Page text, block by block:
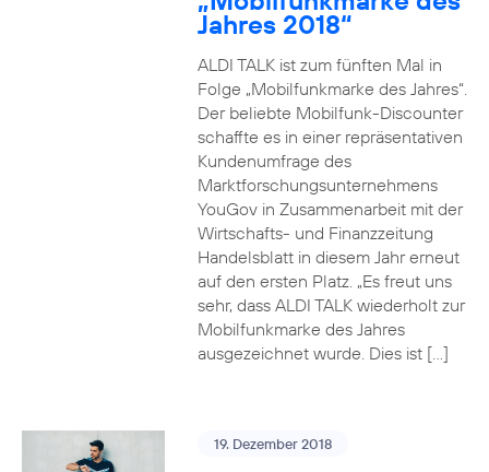
Jahres 2018“
ALDI TALK ist zum fünften Mal in
Folge „Mobilfunkmarke des Jahres“.
Der beliebte Mobilfunk-Discounter
schaffte es in einer repräsentativen
Kundenumfrage des
Marktforschungsunternehmens
YouGov in Zusammenarbeit mit der
Wirtschafts- und Finanzzeitung
Handelsblatt in diesem Jahr erneut
auf den ersten Platz. „Es freut uns
sehr, dass ALDI TALK wiederholt zur
Mobilfunkmarke des Jahres
ausgezeichnet wurde. Dies ist […]
19. Dezember 2018